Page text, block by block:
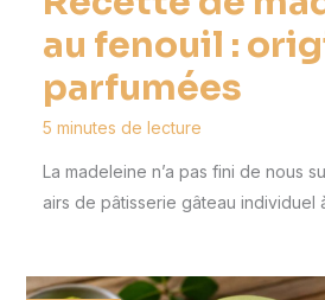
au fenouil :
parfumées
5 minutes de lecture
La madeleine n’a pas fini de nous
airs de pâtisserie gâteau individuel